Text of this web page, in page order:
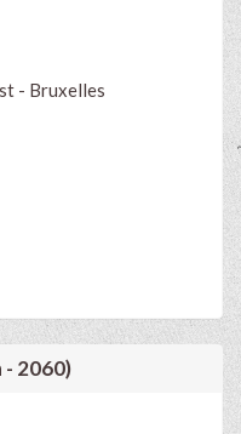
- Bruxelles
2060)